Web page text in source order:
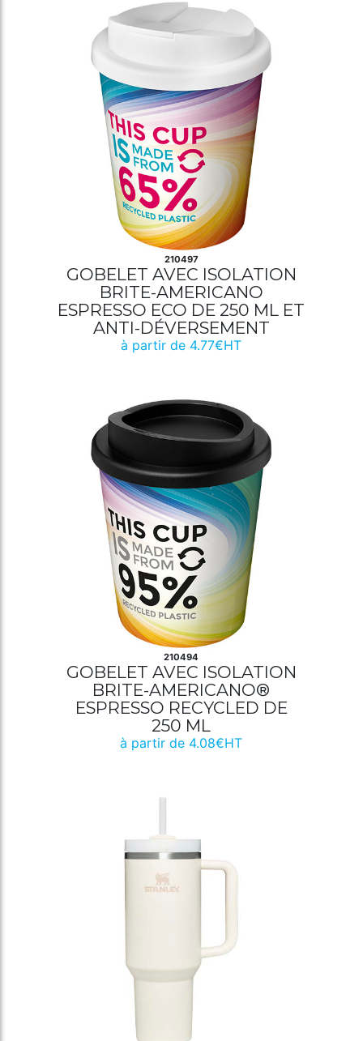
210497
GOBELET AVEC ISOLATION
BRITE-AMERICANO
ESPRESSO ECO DE 250 ML ET
ANTI-DÉVERSEMENT
à partir de 4.77€HT
210494
GOBELET AVEC ISOLATION
BRITE-AMERICANO®
ESPRESSO RECYCLED DE
250 ML
à partir de 4.08€HT